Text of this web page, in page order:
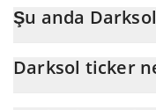
Şu anda
Darksol ticker